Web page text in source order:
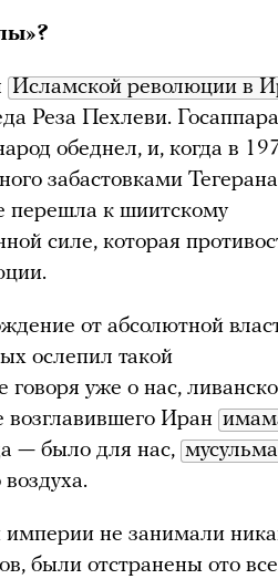
»?
Исламской революции в
Реза Пехлеви.
обеднел, и, когда в
забастовками
перешла к шиитскому
силе, которая
от абсолютной
ослепил такой
говоря уже о нас,
возглавившего Иран
— было для нас,
не занимали
были отстранены ото